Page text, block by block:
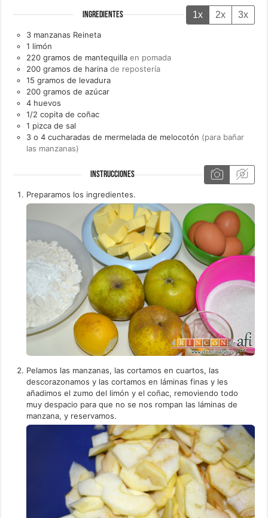
INGREDIENTES 1x 2x 3x
3 manzanas Reineta
1 limón
220 gramos de mantequilla en pomada
200 gramos de harina de repostería
15 gramos de levadura
200 gramos de azúcar
4 huevos
1/2 copita de coñac
1 pizca de sal
3 o 4 cucharadas de mermelada de melocotón (para bañar
las manzanas)
INSTRUCCIONES
Preparamos los ingredientes.
Pelamos las manzanas, las cortamos en cuartos, las
descorazonamos y las cortamos en láminas finas y les
añadimos el zumo del limón y el coñac, removiendo todo
muy despacio para que no se nos rompan las láminas de
manzana, y reservamos.